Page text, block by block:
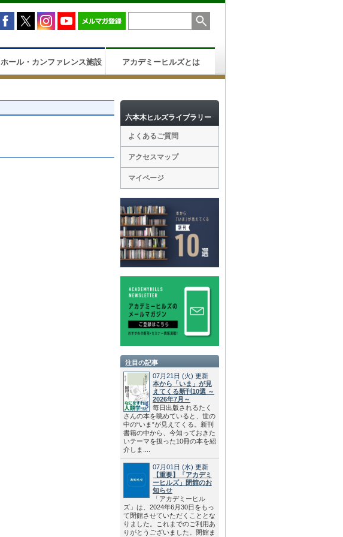
ホール・カンファレンス施設 アカデミーヒルズとは
六本木ヒルズライブラリー
よくあるご質問
アクセスマップ
マイページ
注目の記事
07月21日 (火) 更新
本から「いま」が見
えてくる新刊10選 ～
2026年7月～
毎日出版されるたく
さんの本を眺めていると、世の
中の“いま”が見えてくる。新刊
書籍の中から、今知っておきた
いテーマを扱った10冊の本を紹
介しま....
07月01日 (水) 更新
【重要】「アカデミ
ーヒルズ」閉館のお
知らせ
「アカデミーヒル
ズ」は、2024年6月30日をもっ
て閉館させていただくこととな
りました。これまでのご利用あ
りがとうございました。閉館ま